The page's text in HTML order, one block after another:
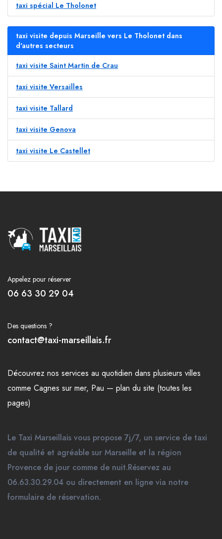
taxi spécial Le Tholonet
taxi visite depuis Marseille vers Le Tholonet dans
d'autres secteurs
taxi visite Saint Martin de Crau
taxi visite Versailles
taxi visite Tallard
taxi visite Genova
taxi visite Le Castellet
Appelez pour réserver
06 63 30 29 04
Des questions ?
contact@taxi-marseillais.fr
Découvrez nos services au quotidien dans plusieurs villes
comme Cagnes sur mer, Pau — plan du site (toutes les
pages)
Le Taxi Marseillais vous propose 7j/7, un service de taxi
de qualité et agréable sur Marseille et la région
Provence de jour comme de nuit.Réservez au
06.63.30.29.04 ou directement en ligne via notre
formulaire de réservation.